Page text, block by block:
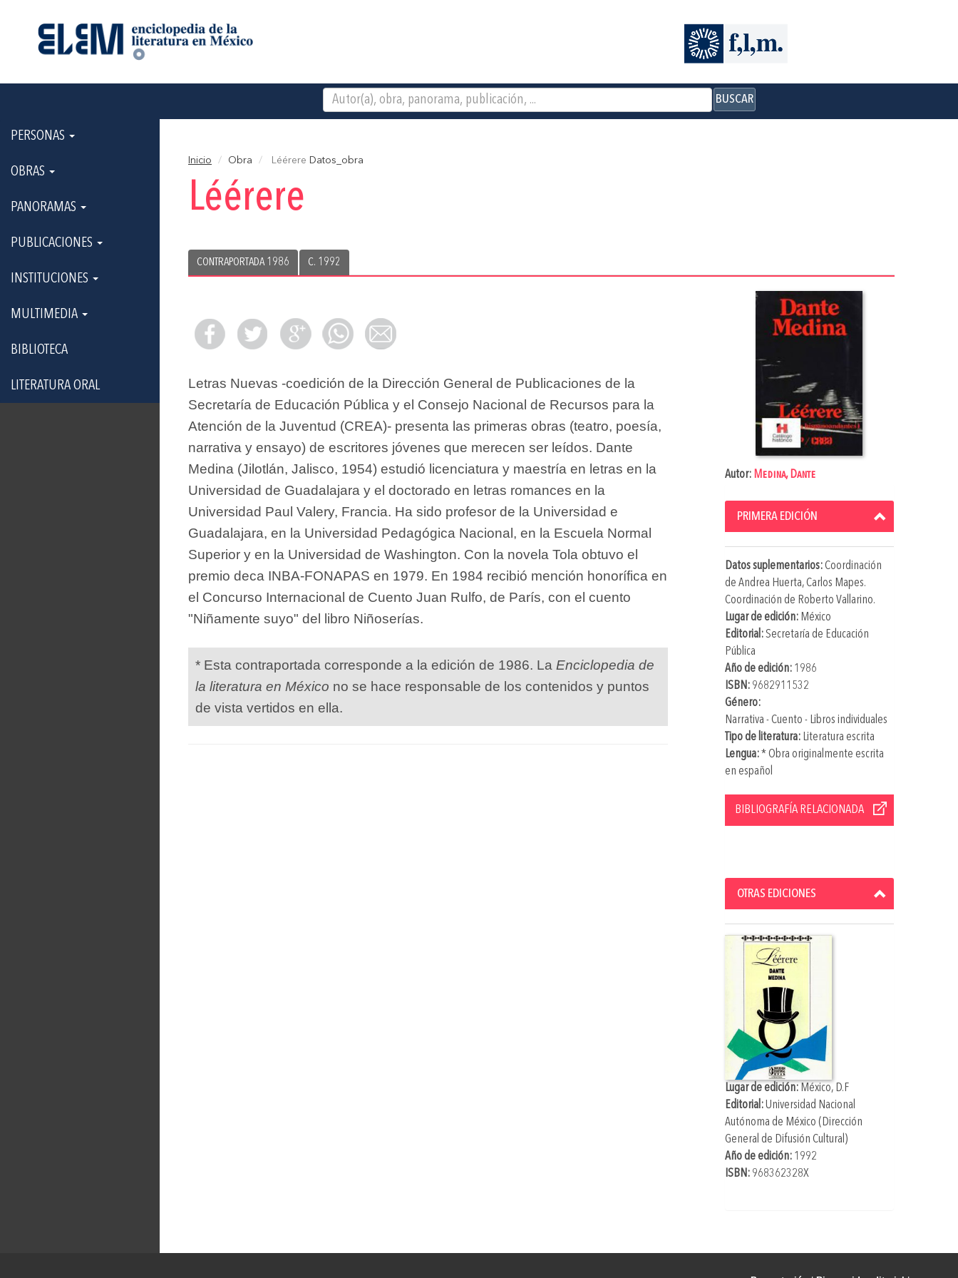
BUSCAR
PERSONAS
OBRAS
PANORAMAS
PUBLICACIONES
INSTITUCIONES
MULTIMEDIA
BIBLIOTECA
LITERATURA ORAL
Inicio Obra Léérere Datos_obra
Léérere
CONTRAPORTADA 1986 C. 1992
Autor: Medina, Dante
PRIMERA EDICIÓN
Datos suplementarios:Coordinación
de Andrea Huerta,Carlos Mapes.
Coordinación de Roberto Vallarino.
Lugar de edición: México
Editorial:Secretaría de Educación
Pública
Año de edición:1986
ISBN: 9682911532
Género:
Narrativa - Cuento - Libros individuales
Tipo de literatura:Literatura escrita
Lengua:* Obra originalmente escrita
en español
BIBLIOGRAFÍA RELACIONADA
OTRAS EDICIONES
Lugar de edición: México, D.F
Editorial:Universidad Nacional
Autónoma de México (Dirección
General de Difusión Cultural)
Año de edición:1992
ISBN: 968362328X
Letras Nuevas -coedición de la Dirección General de Publicaciones de la
Secretaría de Educación Pública y el Consejo Nacional de Recursos para la
Atención de la Juventud (CREA)- presenta las primeras obras (teatro, poesía,
narrativa y ensayo) de escritores jóvenes que merecen ser leídos. Dante
Medina (Jilotlán, Jalisco, 1954) estudió licenciatura y maestría en letras en la
Universidad de Guadalajara y el doctorado en letras romances en la
Universidad Paul Valery, Francia. Ha sido profesor de la Universidad e
Guadalajara, en la Universidad Pedagógica Nacional, en la Escuela Normal
Superior y en la Universidad de Washington. Con la novela Tola obtuvo el
premio deca INBA-FONAPAS en 1979. En 1984 recibió mención honorífica en
el Concurso Internacional de Cuento Juan Rulfo, de París, con el cuento
"Niñamente suyo" del libro Niñoserías.
* Esta contraportada corresponde a la edición de 1986. La Enciclopedia de
la literatura en México no se hace responsable de los contenidos y puntos
de vista vertidos en ella.